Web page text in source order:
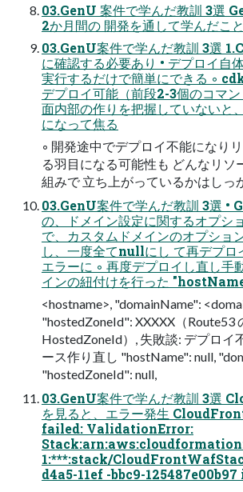
03.GenU 案件で学んだ教訓 3選
2か月間の 開発を通して学んだこと
03.GenU案件で学んだ教訓 3選
に確認する必要あり • デプロイ自
実行するだけで簡単にできる ◦
デプロイ可能（前段2-3個のコマン
面内部の作りを把握していないと
になって焦る
◦ 開発途中でデプロイ不能になり
る羽目になる可能性も どんなリソ
組みで 立ち上がっているかはしっ
03.GenU案件で学んだ教訓 3選 •
の、ドメイン設定に関するオプシ
で、カスタムドメインのオプショ
し、一度全てnullにし て再デプロ
エラーに ◦ 再度デプロイし直し手
インの紐付けを行った
<hostname>, "domainName":
"hostedZoneId": XXXXX（Route53
HostedZoneId）, 失敗談: デプロイ
ース作り直し "hostName": null,
"hostedZoneId": null,
03.GenU案件で学んだ教訓 3選
を見ると、エラー発生
failed: ValidationError:
1:***:stack/
d4a5-11ef -bbc9-